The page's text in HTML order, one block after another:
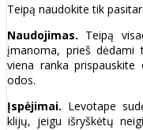
Teipą naudokite tik
Naudojimas. Teipą
įmanoma, prieš dėdami
viena ranka
odos.
Įspėjimai. Levotape
klijų, jeigu išryškėtų